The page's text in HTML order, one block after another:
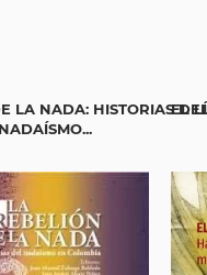
LA NADA: HISTORIAS
NADAÍSMO...
EL